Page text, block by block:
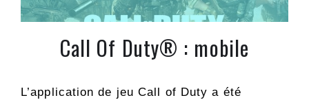
Call Of Duty® : mobile
L’application de jeu Call of Duty a été